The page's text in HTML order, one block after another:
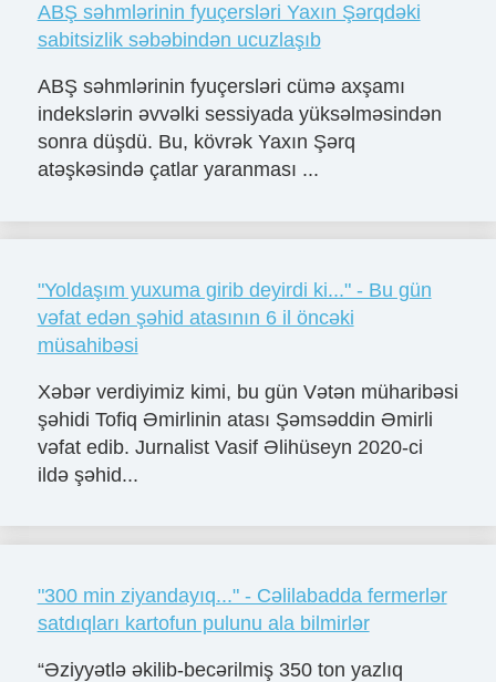
ABŞ səhmlərinin fyuçersləri Yaxın Şərqdəki
sabitsizlik səbəbindən ucuzlaşıb
ABŞ səhmlərinin fyuçersləri cümə axşamı
indekslərin əvvəlki sessiyada yüksəlməsindən
sonra düşdü. Bu, kövrək Yaxın Şərq
atəşkəsində çatlar yaranması ...
"Yoldaşım yuxuma girib deyirdi ki..." - Bu gün
vəfat edən şəhid atasının 6 il öncəki
müsahibəsi
Xəbər verdiyimiz kimi, bu gün Vətən müharibəsi
şəhidi Tofiq Əmirlinin atası Şəmsəddin Əmirli
vəfat edib. Jurnalist Vasif Əlihüseyn 2020-ci
ildə şəhid...
"300 min ziyandayıq..." - Cəlilabadda fermerlər
satdıqları kartofun pulunu ala bilmirlər
“Əziyyətlə əkilib-becərilmiş 350 ton yazlıq